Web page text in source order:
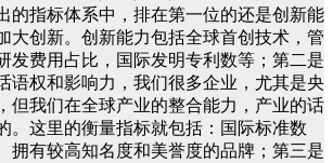
的指标体系中，排在第一位的还是创新能
大创新。创新能力包括全球首创技术，管
发费用占比，国际发明专利数等；第二是
语权和影响力，我们很多企业，尤其是央
但我们在全球产业的整合能力，产业的话
。这里的衡量指标就包括：国际标准数
拥有较高知名度和美誉度的品牌；第三是